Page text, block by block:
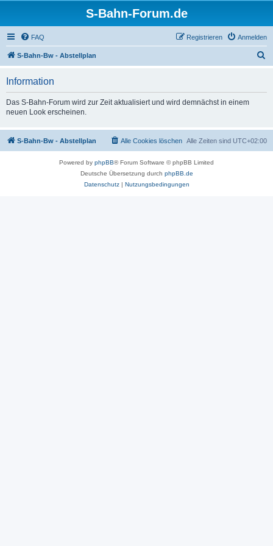
S-Bahn-Forum.de
FAQ Anmelden
Registrieren
S-Bahn-Bw - Abstellplan
Information
Das S-Bahn-Forum wird zur Zeit aktualisiert und wird demnächst in einem
neuen Look erscheinen.
S-Bahn-Bw - Abstellplan Alle Zeiten sind UTC+02:00
Alle Cookies löschen
Powered by phpBB® Forum Software © phpBB Limited
Deutsche Übersetzung durch phpBB.de
Datenschutz| Nutzungsbedingungen